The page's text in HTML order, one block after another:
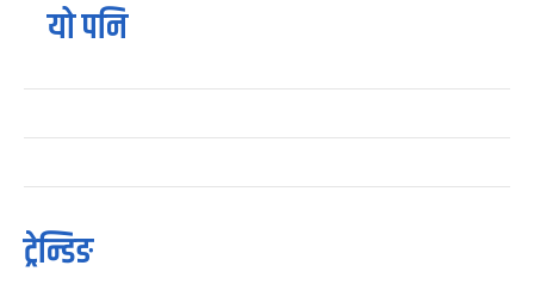
यो पनि
ट्रेन्डिङ